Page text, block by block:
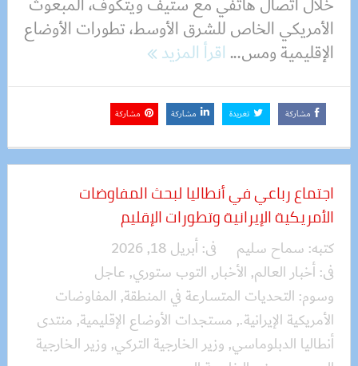
الأمريكي الخاص للشرق الأوسط، تطورات الأوضاع
الإقليمية ومس...اقرأ المزيد
مشاركة تغريدة مشاركة مشاركة
اجتماع رباعي في أنطاليا لبحث المفاوضات
الأمريكية الإيرانية وتطورات الإقليم
كتبه: سماح سليم فى:أبريل 18, 2026
فى:أخبار العالم, الأخبار, التوب ستوري, عاجل
وسوم: التحديات المتسارعة في المنطقة, المفاوضات
الأمريكية الإيرانية., مستجدات الأوضاع الإقليمية, منتدى
أنطاليا الدبلوماسي, وزير الخارجية التركي, وزير الخارجية